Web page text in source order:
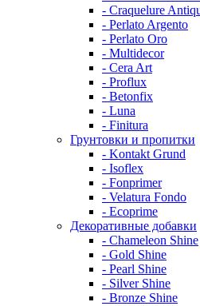
- Craquelure
- Perlato Argento
- Perlato Oro
- Multidecor
- Cera Art
- Proflux
- Betonfix
- Luna
- Finitura
Грунтовки и пропитки
- Kontakt Grund
- Isoflex
- Fonprimer
- Velatura Fondo
- Ecoprime
Декоративные добавки
- Chameleon Shine
- Gold Shine
- Pearl Shine
- Silver Shine
- Bronze Shine